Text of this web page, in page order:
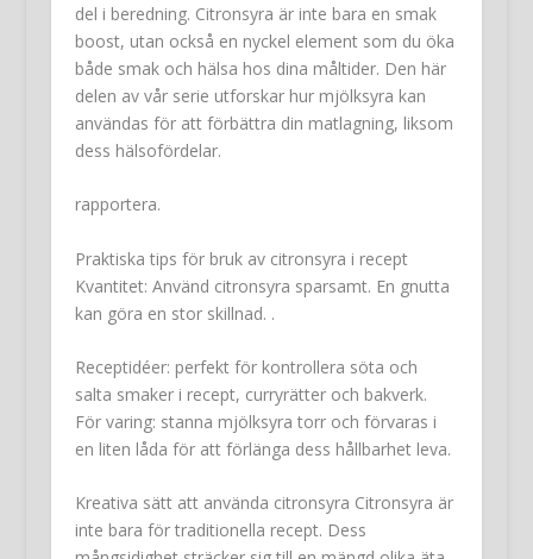
del i beredning. Citronsyra är inte bara en smak
boost, utan också en nyckel element som du öka
både smak och hälsa hos dina måltider. Den här
delen av vår serie utforskar hur mjölksyra kan
användas för att förbättra din matlagning, liksom
dess hälsofördelar.
rapportera.
Praktiska tips för bruk av citronsyra i recept
Kvantitet: Använd citronsyra sparsamt. En gnutta
kan göra en stor skillnad. .
Receptidéer: perfekt för kontrollera söta och
salta smaker i recept, curryrätter och bakverk.
För varing: stanna mjölksyra torr och förvaras i
en liten låda för att förlänga dess hållbarhet leva.
Kreativa sätt att använda citronsyra Citronsyra är
inte bara för traditionella recept. Dess